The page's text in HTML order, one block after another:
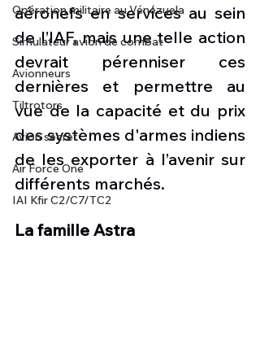
Opération militaire au Vénézuela
Simulateur avion de combat
Avionneurs
Tiltrotors
Avion secret
Air Force One
IAI Kfir C2/C7/TC2
aéronefs en services au sein
de l’IAF, mais une telle action
devrait pérenniser ces
dernières et permettre au
vue de la capacité et du prix
des systèmes d'armes indiens
de les exporter à l’avenir sur
différents marchés.
La famille Astra